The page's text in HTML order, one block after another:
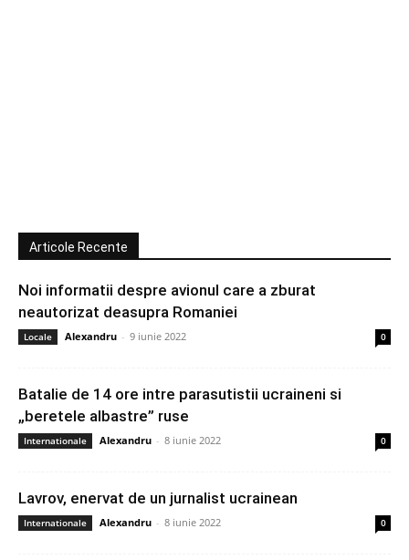
Articole Recente
Noi informatii despre avionul care a zburat
neautorizat deasupra Romaniei
Locale Alexandru - 9 iunie 2022 0
Batalie de 14 ore intre parasutistii ucraineni si
„beretele albastre” ruse
Internationale Alexandru - 8 iunie 2022 0
Lavrov, enervat de un jurnalist ucrainean
Internationale Alexandru - 8 iunie 2022 0